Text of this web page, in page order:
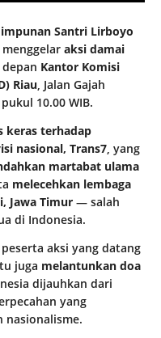
Santri Lirboyo
menggelar aksi damai
Kantor Komisi
Riau , Jalan Gajah
10.00 WIB.
keras terhadap
nasional, Trans7 , yang
martabat ulama
melecehkan lembaga
Jawa Timur — salah
di Indonesia.
aksi yang datang
juga melantunkan doa
dijauhkan dari
yang
nasionalisme.